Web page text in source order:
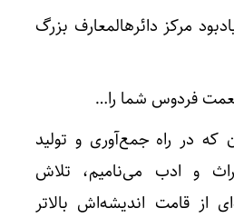
مرکز دائرهالمعارف بزرگ
فردوس شما را…
در راه جمع‌آوری و تولید
و ادب می‌نامیم، تلاش
از قامت اندیشه‌اش بالاتر